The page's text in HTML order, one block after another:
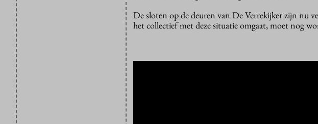
De sloten op de deuren van De Verrekijker zijn nu
het collectief met deze situatie omgaat, moet nog